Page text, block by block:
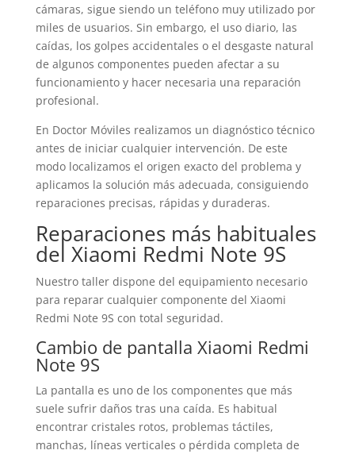
cámaras, sigue siendo un teléfono muy utilizado por
miles de usuarios. Sin embargo, el uso diario, las
caídas, los golpes accidentales o el desgaste natural
de algunos componentes pueden afectar a su
funcionamiento y hacer necesaria una reparación
profesional.
En Doctor Móviles realizamos un diagnóstico técnico
antes de iniciar cualquier intervención. De este
modo localizamos el origen exacto del problema y
aplicamos la solución más adecuada, consiguiendo
reparaciones precisas, rápidas y duraderas.
Reparaciones más habituales
del Xiaomi Redmi Note 9S
Nuestro taller dispone del equipamiento necesario
para reparar cualquier componente del Xiaomi
Redmi Note 9S con total seguridad.
Cambio de pantalla Xiaomi Redmi
Note 9S
La pantalla es uno de los componentes que más
suele sufrir daños tras una caída. Es habitual
encontrar cristales rotos, problemas táctiles,
manchas, líneas verticales o pérdida completa de